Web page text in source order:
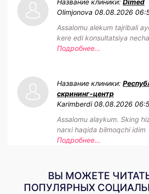
Olimjonova 08.08.2026
Assalomu alekum tajribali
kere edi konsultatsiya
Подробнее...
Название клиники:
скрининг-центр
Karimberdi 08.08.2026
Assalomu alaykum. Sking
narxi haqida bilmoqchi idim
Подробнее...
ВЫ МОЖЕТЕ
ПОПУЛЯРНЫХ